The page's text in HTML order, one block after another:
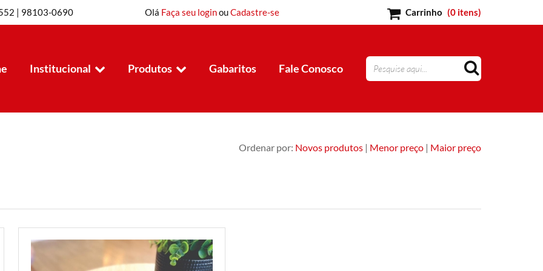
| 98103-0690 Olá Faça seu loginouCadastre-se Carrinho (0 itens)
Institucional Produtos Gabaritos Fale Conosco
Ordenar por: Novos produtos | Menor preço | Maior preço